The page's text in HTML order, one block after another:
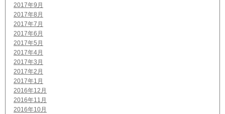
2017年9月
2017年8月
2017年7月
2017年6月
2017年5月
2017年4月
2017年3月
2017年2月
2017年1月
2016年12月
2016年11月
2016年10月